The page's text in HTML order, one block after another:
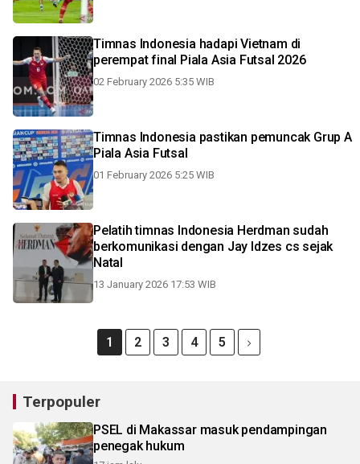
Timnas Indonesia hadapi Vietnam di
perempat final Piala Asia Futsal 2026
02 February 2026 5:35 WIB
Timnas Indonesia pastikan pemuncak Grup A
Piala Asia Futsal
01 February 2026 5:25 WIB
Pelatih timnas Indonesia Herdman sudah
berkomunikasi dengan Jay Idzes cs sejak
Natal
13 January 2026 17:53 WIB
1 2 3 4 5
Terpopuler
PSEL di Makassar masuk pendampingan
penegak hukum